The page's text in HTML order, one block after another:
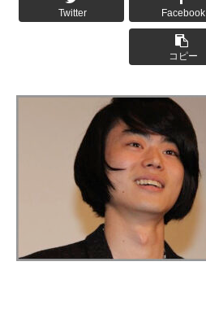
Twitter Facebook
コピー